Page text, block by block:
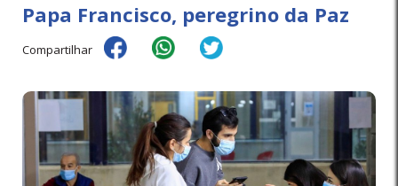
Papa Francisco, peregrino da Paz
Compartilhar